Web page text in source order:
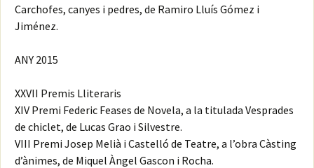
Carchofes, canyes i pedres, de Ramiro Lluís Gómez i
Jiménez.
ANY 2015
XXVII Premis Lliteraris
XIV Premi Federic Feases de Novela, a la titulada Vesprades
de chiclet, de Lucas Grao i Silvestre.
VIII Premi Josep Melià i Castelló de Teatre, a l’obra Càsting
d’ànimes, de Miquel Àngel Gascon i Rocha.